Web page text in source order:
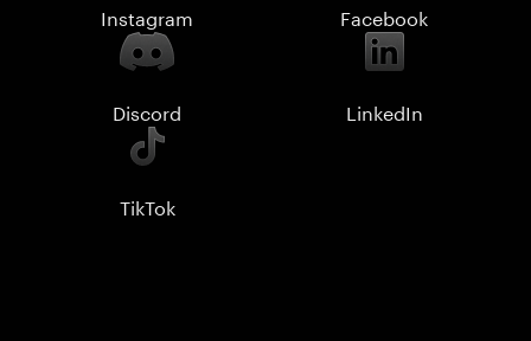
Instagram Facebook
Discord LinkedIn
TikTok